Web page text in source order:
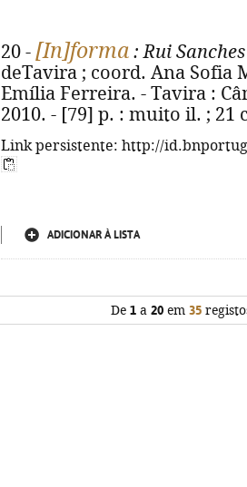
20 - [In]forma : Rui Sanches
deTavira ; coord. Ana Sofia
Emília Ferreira. - Tavira :
2010. - [79] p. : muito il. ; 21
Link persistente: http://
ADICIONAR À LISTA
De 1a 20em 35